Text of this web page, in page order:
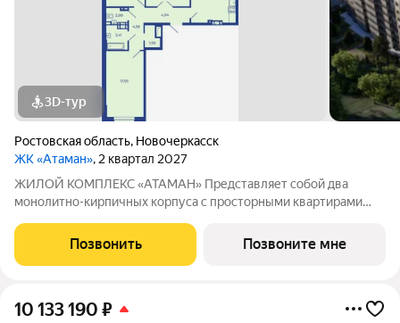
3D-тур
Ростовская область, Новочеркасск
ЖК «Атаман», 2 квартал 2027
ЖИЛОЙ КОМПЛЕКС «АТАМАН» Представляет собой два
монолитно-кирпичных корпуса с просторными квартирами
территории организовано озеленение, детские и спортивные
площадки с зонами для отдыха. Рядом
Позвонить Позвоните мне
10 133 190 ₽